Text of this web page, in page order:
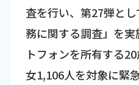
査を行い、第27弾と
務に関する調査」を
トフォンを所有する
女1,106人を対象に緊